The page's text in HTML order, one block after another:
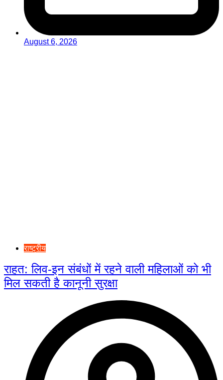
August 6, 2026
राष्ट्रीय
राहत: लिव-इन संबंधों में रहने वाली महिलाओं को भी
मिल सकती है कानूनी सुरक्षा